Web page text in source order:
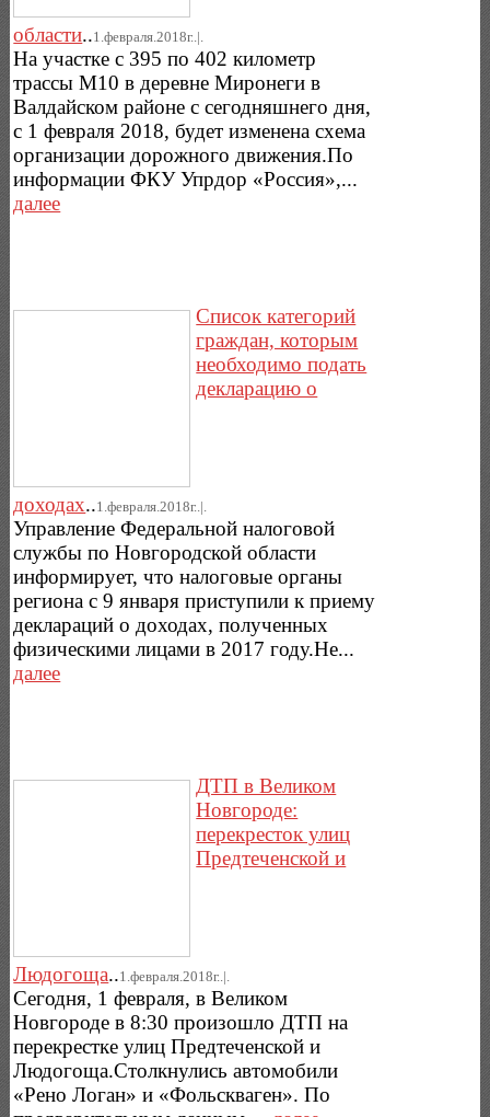
области..1.февраля.2018г..|.
На участке с 395 по 402 километр
трассы М10 в деревне Миронеги в
Валдайском районе с сегодняшнего дня,
с 1 февраля 2018, будет изменена схема
организации дорожного движения.По
информации ФКУ Упрдор «Россия»,...
далее
Список категорий
граждан, которым
необходимо подать
декларацию о
доходах..1.февраля.2018г..|.
Управление Федеральной налоговой
службы по Новгородской области
информирует, что налоговые органы
региона с 9 января приступили к приему
деклараций о доходах, полученных
физическими лицами в 2017 году.Не...
далее
ДТП в Великом
Новгороде:
перекресток улиц
Предтеченской и
Людогоща..1.февраля.2018г..|.
Сегодня, 1 февраля, в Великом
Новгороде в 8:30 произошло ДТП на
перекрестке улиц Предтеченской и
Людогоща.Столкнулись автомобили
«Рено Логан» и «Фольскваген». По